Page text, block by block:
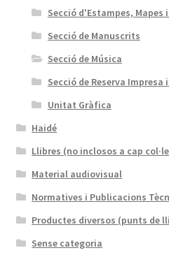
Secció d'Estampes, Mapes
Secció de Manuscrits
Secció de Música
Secció de Reserva Impresa
Unitat Gràfica
Haidé
Llibres (no inclosos a cap
Material audiovisual
Normatives i Publicacions
Productes diversos (punts de
Sense categoria